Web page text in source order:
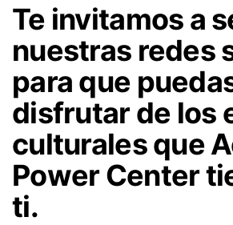
Te invitamos a
nuestras redes
para que
disfrutar de los
culturales que
Power Center
ti.